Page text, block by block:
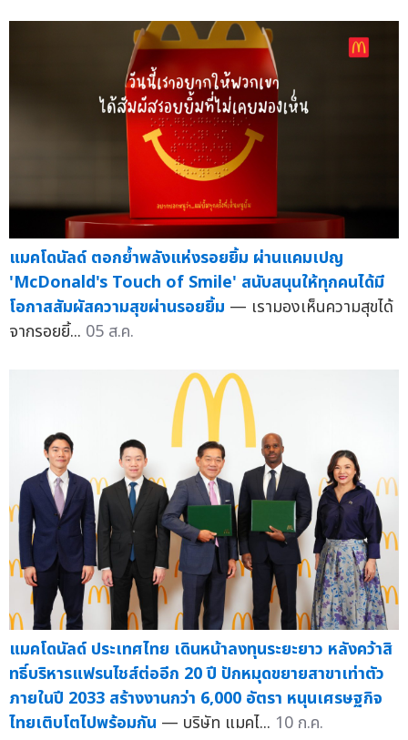
แมคโดนัลด์ ตอกย้ำพลังแห่งรอยยิ้ม ผ่านแคมเปญ
'McDonald's Touch of Smile' สนับสนุนให้ทุกคนได้มี
โอกาสสัมผัสความสุขผ่านรอยยิ้ม — เรามองเห็นความสุขได้
จากรอยยิ้... 05 ส.ค.
แมคโดนัลด์ ประเทศไทย เดินหน้าลงทุนระยะยาว หลังคว้าสิ
ทธิ์บริหารแฟรนไชส์ต่ออีก 20 ปี ปักหมุดขยายสาขาเท่าตัว
ภายในปี 2033 สร้างงานกว่า 6,000 อัตรา หนุนเศรษฐกิจ
ไทยเติบโตไปพร้อมกัน — บริษัท แมคไ... 10 ก.ค.